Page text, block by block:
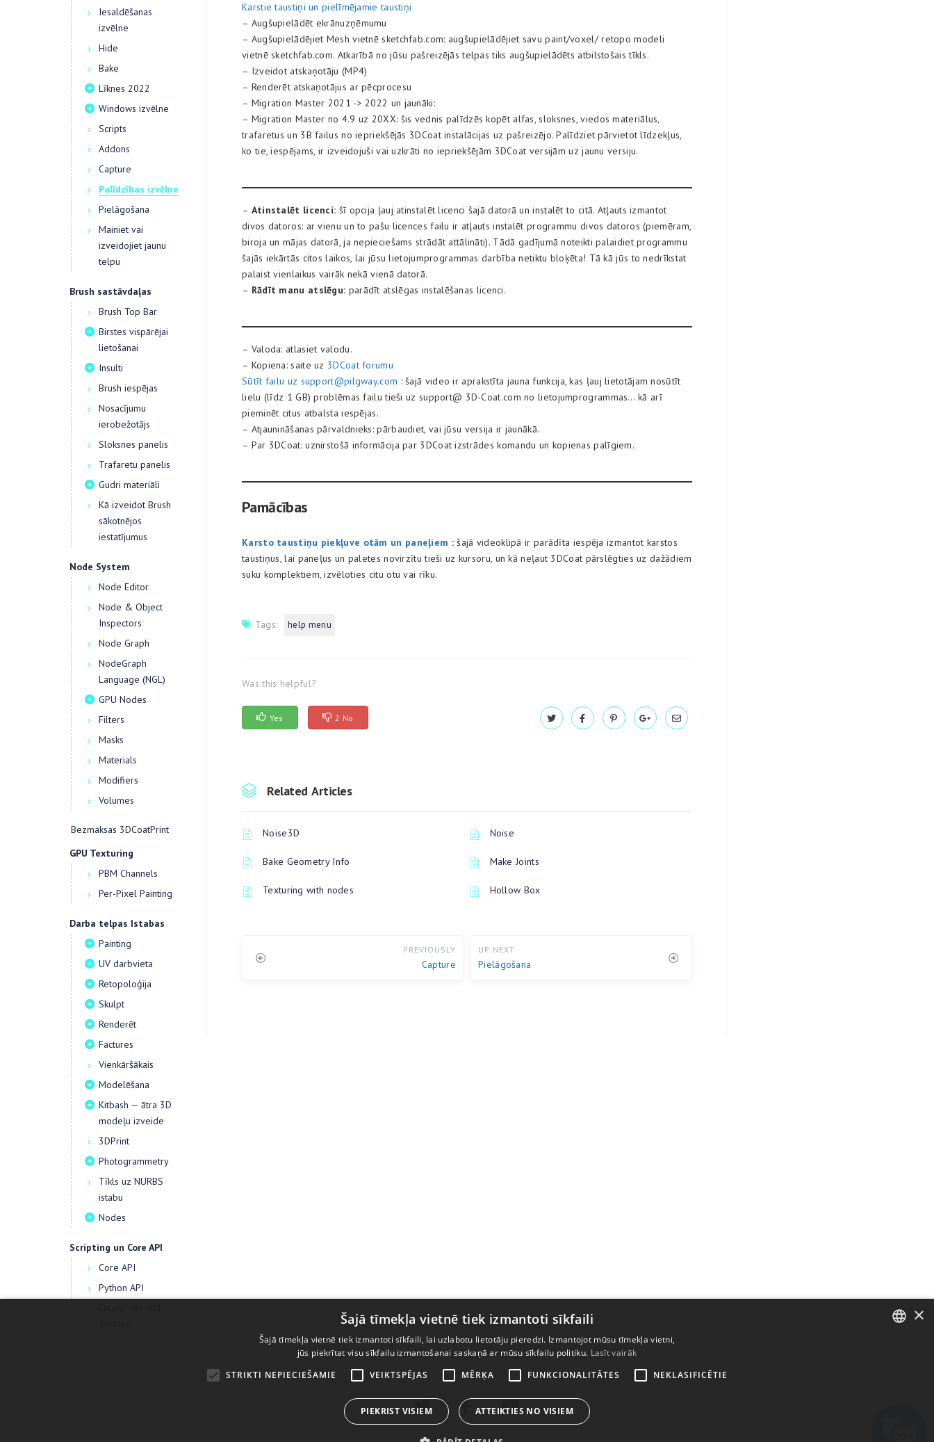
Iesaldēšanas
izvēlne
Hide
Bake
Līknes 2022
Windows izvēlne
Scripts
Addons
Capture
Palīdzības izvēlne
Pielāgošana
Mainiet vai
izveidojiet jaunu
telpu
Brush sastāvdaļas
Brush Top Bar
Birstes vispārējai
lietošanai
Insulti
Brush iespējas
Nosacījumu
ierobežotājs
Sloksnes panelis
Trafaretu panelis
Gudri materiāli
Kā izveidot Brush
sākotnējos
iestatījumus
Node System
Node Editor
Node & Object
Inspectors
Node Graph
NodeGraph
Language (NGL)
GPU Nodes
Filters
Masks
Materials
Modifiers
Volumes
Bezmaksas 3DCoatPrint
GPU Texturing
PBM Channels
Per-Pixel Painting
Darba telpas Istabas
Painting
UV darbvieta
Retopoloģija
Skulpt
Renderēt
Factures
Vienkāršākais
Modelēšana
Kitbash — ātra 3D
modeļu izveide
3DPrint
Photogrammetry
Tīkls uz NURBS
istabu
Nodes
Scripting un Core API
Core API
Python API
Karstie taustiņi un pielīmējamie taustiņi
– Augšupielādēt ekrānuzņēmumu
– Augšupielādējiet Mesh vietnē sketchfab.com: augšupielādējiet savu paint/voxel/ retopo modeli
vietnē sketchfab.com. Atkarībā no jūsu pašreizējās telpas tiks augšupielādēts atbilstošais tīkls.
– Izveidot atskaņotāju (MP4)
– Renderēt atskaņotājus ar pēcprocesu
– Migration Master 2021 -> 2022 un jaunāki:
– Migration Master no 4.9 uz 20XX: šis vednis palīdzēs kopēt alfas, sloksnes, viedos materiālus,
trafaretus un 3B failus no iepriekšējās 3DCoat instalācijas uz pašreizējo. Palīdziet pārvietot līdzekļus,
ko tie, iespējams, ir izveidojuši vai uzkrāti no iepriekšējām 3DCoat versijām uz jaunu versiju.
– Atinstalēt licenci: šī opcija ļauj atinstalēt licenci šajā datorā un instalēt to citā. Atļauts izmantot
divos datoros: ar vienu un to pašu licences failu ir atļauts instalēt programmu divos datoros (piemēram,
biroja un mājas datorā, ja nepieciešams strādāt attālināti). Tādā gadījumā noteikti palaidiet programmu
šajās iekārtās citos laikos, lai jūsu lietojumprogrammas darbība netiktu bloķēta! Tā kā jūs to nedrīkstat
palaist vienlaikus vairāk nekā vienā datorā.
– Rādīt manu atslēgu: parādīt atslēgas instalēšanas licenci.
– Valoda: atlasiet valodu.
– Kopiena: saite uz 3DCoat forumu
Sūtīt failu uz support@pilgway.com : šajā video ir aprakstīta jauna funkcija, kas ļauj lietotājam nosūtīt
lielu (līdz 1 GB) problēmas failu tieši uz support@ 3D-Coat.com no lietojumprogrammas… kā arī
pieminēt citus atbalsta iespējas.
– Atjaunināšanas pārvaldnieks: pārbaudiet, vai jūsu versija ir jaunākā.
– Par 3DCoat: uznirstošā informācija par 3DCoat izstrādes komandu un kopienas palīgiem.
Pamācības
Karsto taustiņu piekļuve otām un paneļiem :šajā videoklipā ir parādīta iespēja izmantot karstos
taustiņus, lai paneļus un paletes novirzītu tieši uz kursoru, un kā neļaut 3DCoat pārslēgties uz dažādiem
suku komplektiem, izvēloties citu otu vai rīku.
Tags: help menu
Was this helpful?
Yes 2 No
Related Articles
Noise3D Noise
Bake Geometry Info Make Joints
Texturing with nodes Hollow Box
PREVIOUSLY
Capture
UP NEXT
Pielāgošana
×
Šajā tīmekļa vietnē tiek izmantoti sīkfaili
Šajā tīmekļa vietnē tiek izmantoti sīkfaili, lai uzlabotu lietotāju pieredzi. Izmantojot mūsu tīmekļa vietni,
jūs piekrītat visu sīkfailu izmantošanai saskaņā ar mūsu sīkfailu politiku. Lasīt vairāk
STRIKTI NEPIECIEŠAMIE
VEIKTSPĒJAS MĒRĶA FUNKCIONALITĀTES NEKLASIFICĒTIE
PIEKRIST VISIEM ATTEIKTIES NO VISIEM